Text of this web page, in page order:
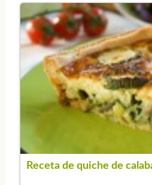
Receta de quiche de